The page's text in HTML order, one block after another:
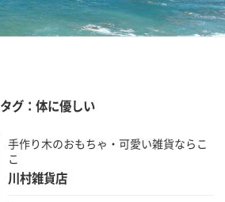
タグ：体に優しい
手作り木のおもちゃ・可愛い雑貨ならこ
こ
川村雑貨店